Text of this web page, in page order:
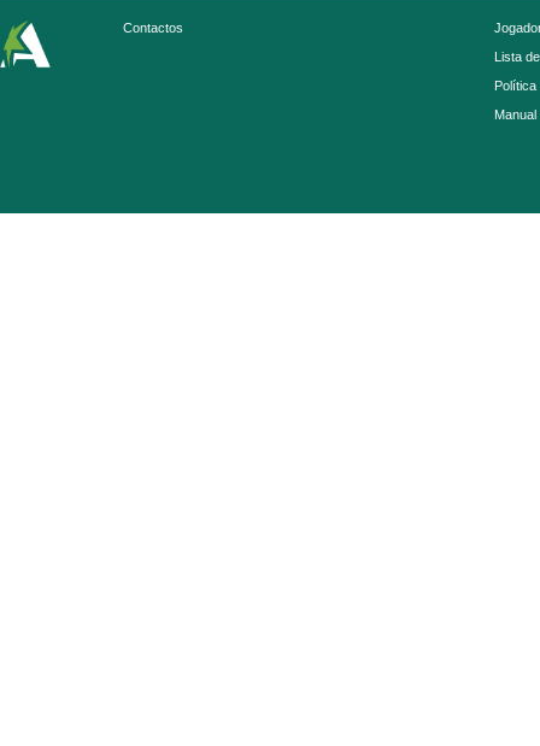
Contactos
Lista
Política